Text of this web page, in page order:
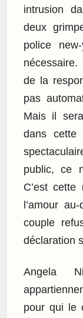
intrusion
deux
police
de la
pas
Mais il
dans cette
public, ce
C’est
l’amour
couple
déclaration
Angela
pour qui le